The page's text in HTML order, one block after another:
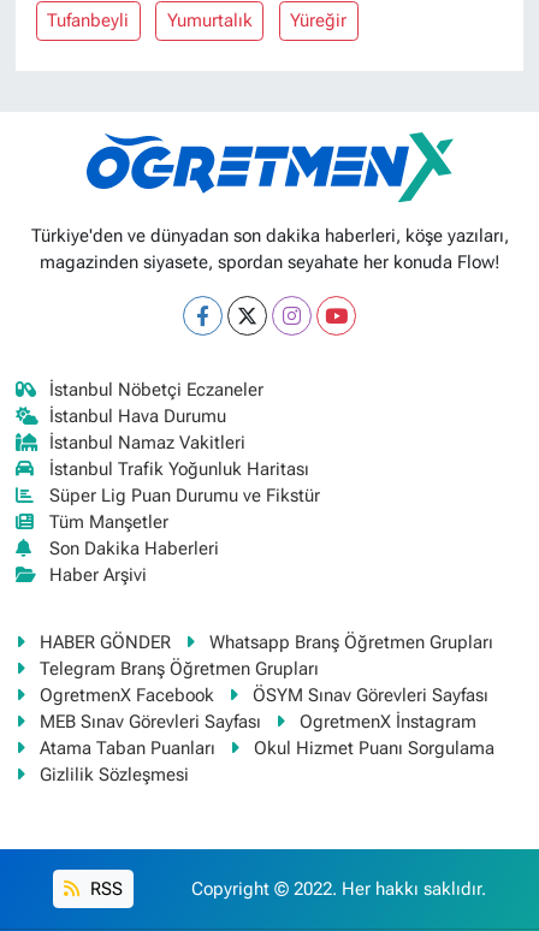
Tufanbeyli Yumurtalık Yüreğir
Türkiye'den ve dünyadan son dakika haberleri, köşe yazıları,
magazinden siyasete, spordan seyahate her konuda Flow!
İstanbul Nöbetçi Eczaneler
İstanbul Hava Durumu
İstanbul Namaz Vakitleri
İstanbul Trafik Yoğunluk Haritası
Süper Lig Puan Durumu ve Fikstür
Tüm Manşetler
Son Dakika Haberleri
Haber Arşivi
HABER GÖNDER
Whatsapp Branş Öğretmen Grupları
Telegram Branş Öğretmen Grupları
OgretmenX Facebook
ÖSYM Sınav Görevleri Sayfası
MEB Sınav Görevleri Sayfası
OgretmenX İnstagram
Atama Taban Puanları
Okul Hizmet Puanı Sorgulama
Gizlilik Sözleşmesi
RSS Copyright © 2022. Her hakkı saklıdır.